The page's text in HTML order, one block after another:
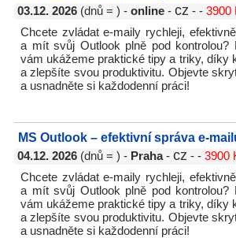
03.12. 2026 (dnů = ) - online - cz - - 3900
Chcete zvládat e-maily rychleji,
a mít svůj Outlook plně pod kontrolou?
vám ukážeme praktické tipy a triky, díky
a zlepšíte svou produktivitu. Objevte
a usnadněte si každodenní práci!
MS Outlook – efektivní správa e-
04.12. 2026 (dnů = ) - Praha- cz - - 3900
Chcete zvládat e-maily rychleji,
a mít svůj Outlook plně pod kontrolou?
vám ukážeme praktické tipy a triky, díky
a zlepšíte svou produktivitu. Objevte
a usnadněte si každodenní práci!